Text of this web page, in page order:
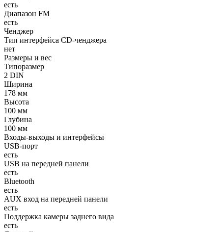
есть
Диапазон FM
есть
Ченджер
Тип интерфейса CD-ченджера
нет
Размеры и вес
Типоразмер
2 DIN
Ширина
178 мм
Высота
100 мм
Глубина
100 мм
Входы-выходы и интерфейсы
USB-порт
есть
USB на передней панели
есть
Bluetooth
есть
AUX вход на передней панели
есть
Поддержка камеры заднего вида
есть